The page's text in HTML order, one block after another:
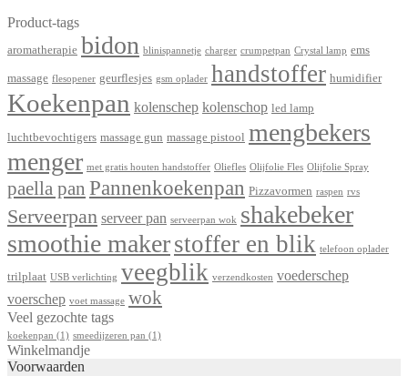
Product-tags
aromatherapie bidon blinispannetje charger crumpetpan Crystal lamp ems
massage flesopener geurflesjes gsm oplader handstoffer humidifier
Koekenpan kolenschep kolenschop led lamp
luchtbevochtigers massage gun massage pistool mengbekers
menger met gratis houten handstoffer Oliefles Olijfolie Fles Olijfolie Spray
paella pan Pannenkoekenpan Pizzavormen raspen rvs
Serveerpan serveer pan serveerpan wok shakebeker
smoothie makerstoffer en blik telefoon oplader
trilplaat USB verlichting veegblik verzendkosten voederschep
voerschep voet massage wok
Veel gezochte tags
koekenpan (1) smeedijzeren pan (1)
Winkelmandje
Voorwaarden